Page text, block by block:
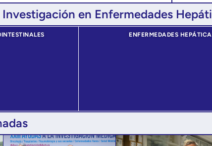
en Enfermedades
ENFERMEDADES